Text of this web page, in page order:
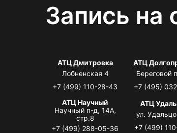
Запись на
АТЦ Дмитровка
Лобненская 4
+7 (499) 110-28-43
АТЦ
Береговой
+7 (495)
АТЦ Научный
Научный п-д, 14А,
стр.8
+7 (499) 288-05-36
АТЦ
ул.
+7 (499)